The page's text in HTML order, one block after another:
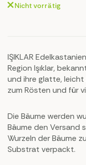
Nicht vorrätig
IŞIKLAR
Region Işıklar,
und ihre glatte, leicht
zum Rösten und für
einer hervorragenden
Feinschmecker.
Die Bäume werden
Bäume den Versand
Wurzeln der Bäume
Substrat verpackt.